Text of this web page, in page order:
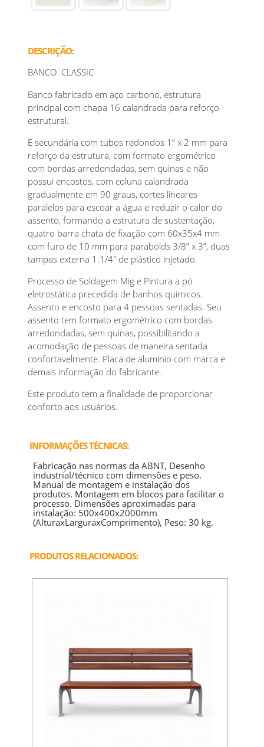
DESCRIÇÃO:
BANCO CLASSIC
Banco fabricado em aço carbono, estrutura
principal com chapa 16 calandrada para reforço
estrutural.
E secundária com tubos redondos 1” x 2 mm para
reforço da estrutura, com formato ergométrico
com bordas arredondadas, sem quinas e não
possui encostos, com coluna calandrada
gradualmente em 90 graus, cortes lineares
paralelos para escoar a água e reduzir o calor do
assento, formando a estrutura de sustentação,
quatro barra chata de fixação com 60x35x4 mm
com furo de 10 mm para parabolds 3/8” x 3”, duas
tampas externa 1.1/4" de plástico injetado.
Processo de Soldagem Mig e Pintura a pó
eletrostática precedida de banhos químicos.
Assento e encosto para 4 pessoas sentadas. Seu
assento tem formato ergométrico com bordas
arredondadas, sem quinas, possibilitando a
acomodação de pessoas de maneira sentada
confortavelmente. Placa de alumínio com marca e
demais informação do fabricante.
Este produto tem a finalidade de proporcionar
conforto aos usuários.
INFORMAÇÕES TÉCNICAS:
Fabricação nas normas da ABNT, Desenho
industrial/técnico com dimensões e peso.
Manual de montagem e instalação dos
produtos. Montagem em blocos para facilitar o
processo. Dimensões aproximadas para
instalação: 500x400x2000mm
(AlturaxLarguraxComprimento), Peso: 30 kg.
PRODUTOS RELACIONADOS: